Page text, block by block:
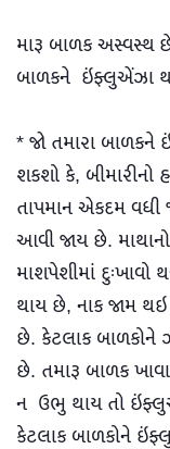
મારૂ બાળક અસ્વસ્થ
બાળકને ઇંફ્લુએંઝા
* જો તમારા
શકશો કે,
તાપમાન એકદમ વધી
આવી જાય છે.
માશપેશીમાં
થાય છે, નાક જામ
છે. કેટલાક બાળકોને
છે. તમારૂ બાળક
ન ઉભુ થાય તો
કેટલાક બાળકોને